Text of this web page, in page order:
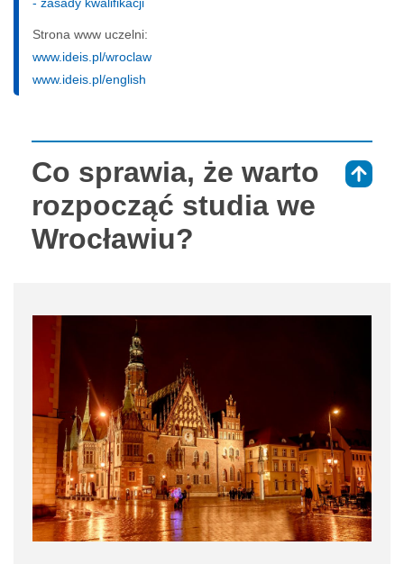
Strona www uczelni:
www.ideis.pl/wroclaw
www.ideis.pl/english
Co sprawia, że warto
rozpocząć studia we
Wrocławiu?